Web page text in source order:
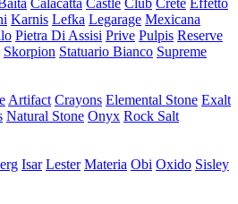
Calacatta Castle Club Crete Effetto
Karnis Lefka Legarage Mexicana
Pietra Di Assisi Prive Pulpis Reserve
Skorpion Statuario Bianco Supreme
Artifact Crayons Elemental Stone Exalt
Natural Stone Onyx Rock Salt
Isar Lester Materia Obi Oxido Sisley